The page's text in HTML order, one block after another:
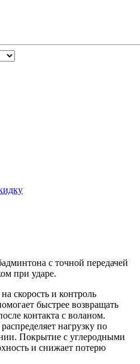
с точной передачей
при ударе.
скорость и контроль
быстрее возвращать
контакта с воланом.
нагрузку по
Покрытие с углеродными
и снижает потерю